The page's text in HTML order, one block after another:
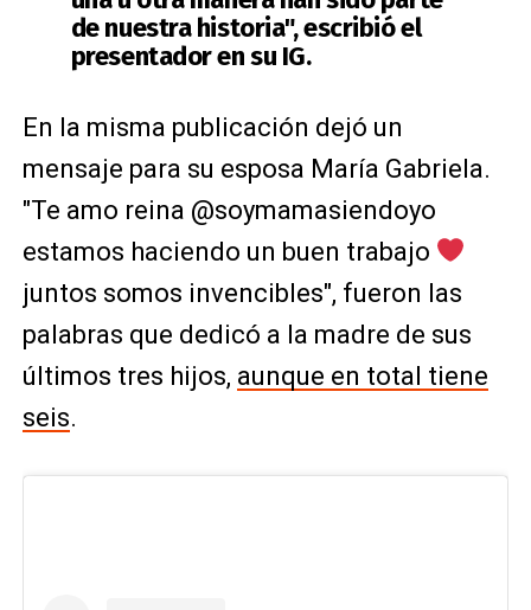
de nuestra historia", escribió el
presentador en su IG.
En la misma publicación dejó un
mensaje para su esposa María Gabriela.
"Te amo reina @soymamasiendoyo
estamos haciendo un buen trabajo
juntos somos invencibles", fueron las
palabras que dedicó a la madre de sus
últimos tres hijos, aunque en total tiene
seis.